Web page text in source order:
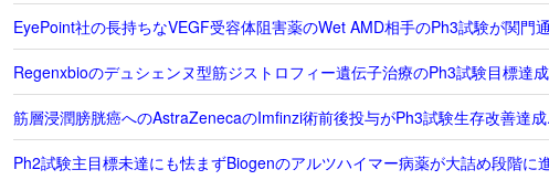
EyePoint社の長持ちなVEGF受容体阻害薬のWet AMD相手のPh3試験が関門
Regenxbioのデュシェンヌ型筋ジストロフィー遺伝子治療のPh3試験目標達
筋層浸潤膀胱癌へのAstraZenecaのImfinzi術前後投与がPh3試験生存改善達
Ph2試験主目標未達にも怯まずBiogenのアルツハイマー病薬が大詰め段階に